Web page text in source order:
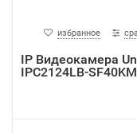
избранное
IP Видеокамера
IPC2124LB-